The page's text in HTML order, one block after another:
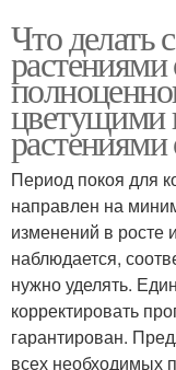
Что делать
цветущими
Период покоя для
направлен на
изменений в росте
наблюдается,
нужно уделять.
корректировать
гарантирован.
всех необходимых